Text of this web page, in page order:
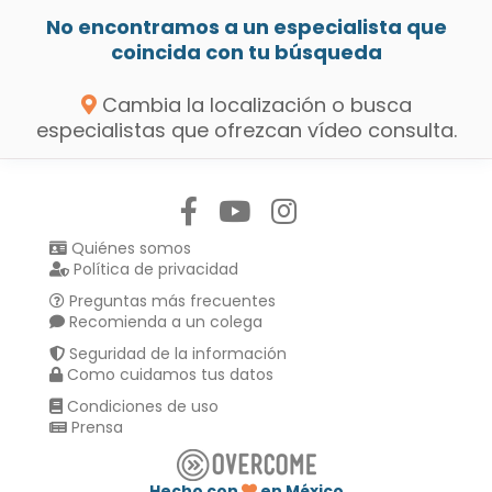
No encontramos a un especialista que
coincida con tu búsqueda
Cambia la localización o busca
especialistas que ofrezcan vídeo consulta.
Quiénes somos
Política de privacidad
Preguntas más frecuentes
Recomienda a un colega
Seguridad de la información
Como cuidamos tus datos
Condiciones de uso
Prensa